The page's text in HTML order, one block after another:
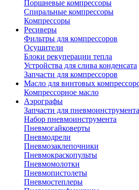
Поршневые компрессоры
Спиральные компрессоры
Компрессоры
Ресиверы
Фильтры для компрессоров
Осушители
Блоки рекуперации тепла
Устройства для слива конденсата
Запчасти для компрессоров
Масло для винтовых
Компрессорное масло
Аэрографы
Запчасти для пневмоинструмента
Набор пневмоинструмента
Пневмогайковерты
Пневмодрели
Пневмозаклепочники
Пневмокраскопульты
Пневмомолотки
Пневмопистолеты
Пневмостеплеры